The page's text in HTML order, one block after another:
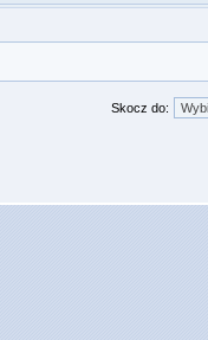
Skocz do: